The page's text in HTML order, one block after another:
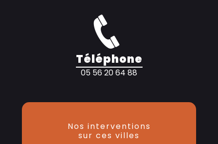
Téléphone
05 56 20 64 88
Nos interventions
sur ces villes